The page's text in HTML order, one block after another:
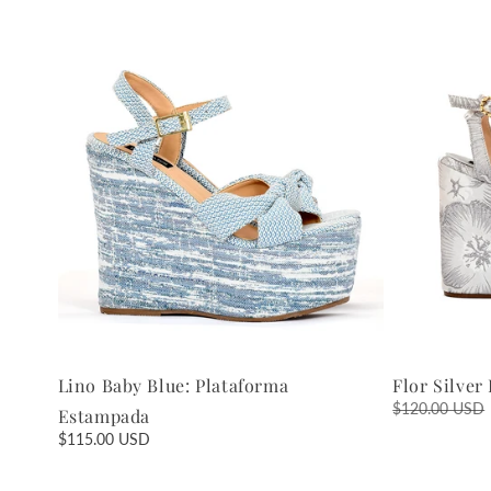
Lino Baby Blue: Plataforma
Estampada
Regular
$115.00 USD
Flor Silver
Regular
$120.00 USD